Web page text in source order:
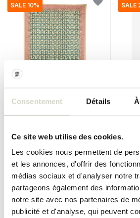
Consentement Détails
Ce site web utilise des cookies.
Les cookies nous permettent de
et les annonces, d'offrir des
médias sociaux et d'analyser notre
partageons également des
notre site avec nos partenaires de
publicité et d'analyse, qui peuvent
SALE 10%
Double plaid Lullaby dans un
sac fourre-tout
€119,50 €107,55
Taxes incluses
• En stock
SALE
Taxes
• En
SALE 25%